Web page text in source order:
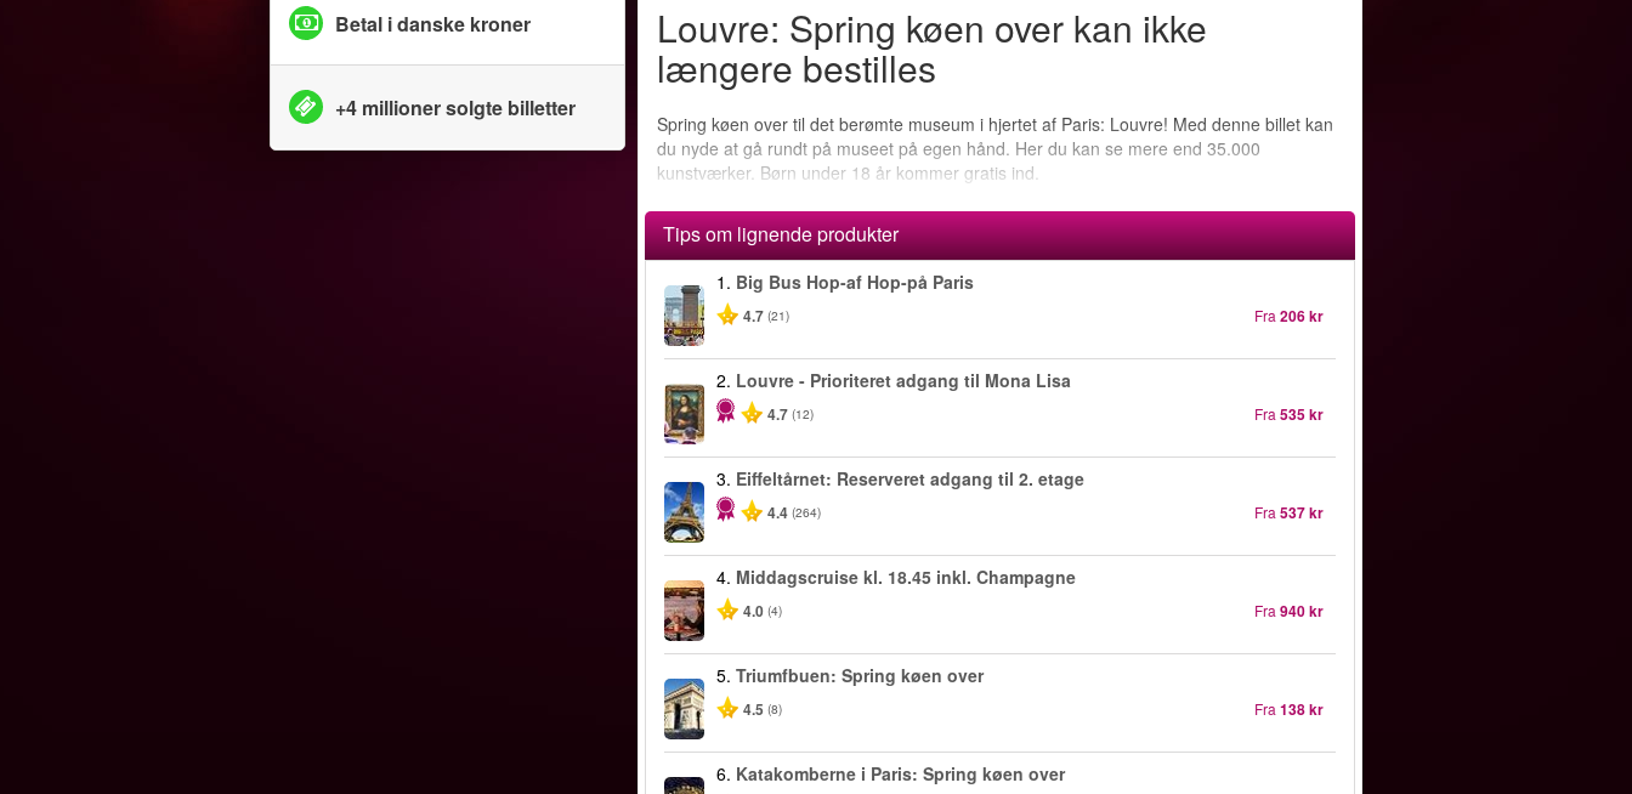
Betal i danske kroner
+4 millioner solgte billetter
Louvre: Spring køen over kan ikke
længere bestilles
Spring køen over til det berømte museum i hjertet af Paris: Louvre! Med denne billet kan
du nyde at gå rundt på museet på egen hånd. Her du kan se mere end 35.000
kunstværker. Børn under 18 år kommer gratis ind.
Tips om lignende produkter
1. Big Bus Hop-af Hop-på Paris
4.7 (21) Fra 206 kr
2. Louvre - Prioriteret adgang til Mona Lisa
4.7 (12) Fra 535 kr
3. Eiffeltårnet: Reserveret adgang til 2. etage
4.4 (264) Fra 537 kr
4. Middagscruise kl. 18.45 inkl. Champagne
4.0 (4) Fra 940 kr
5.Triumfbuen: Spring køen over
4.5 (8) Fra 138 kr
6. Katakomberne i Paris: Spring køen over